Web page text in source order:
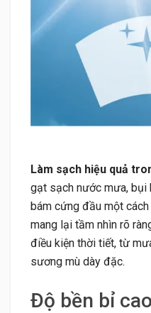
Làm sạch hiệu quả
gạt sạch nước mưa, bụi
bám cứng đầu một
mang lại tầm nhìn rõ
điều kiện thời tiết, từ
sương mù dày đặc.
Độ bền bỉ cao